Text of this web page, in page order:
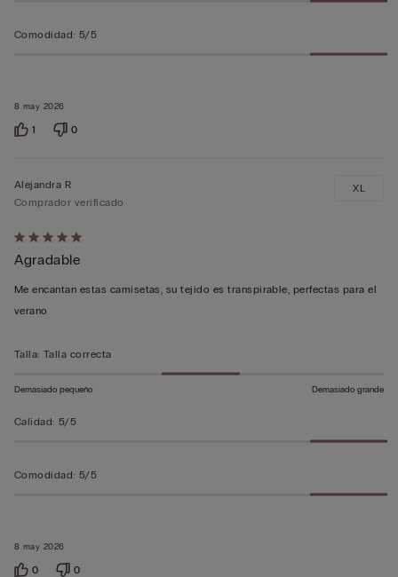
8 may 2026
Comodidad: 5/5
1 0
Calificación
de
5
sobre
8 may 2026
Alejandra R
Comprador verificado
Agradable
Me encantan estas camisetas, su tejido es transpirable, perfectas para el
verano
XL
Talla: Talla correcta
Demasiado pequeño Demasiado grande
Calidad: 5/5
Comodidad: 5/5
0 0